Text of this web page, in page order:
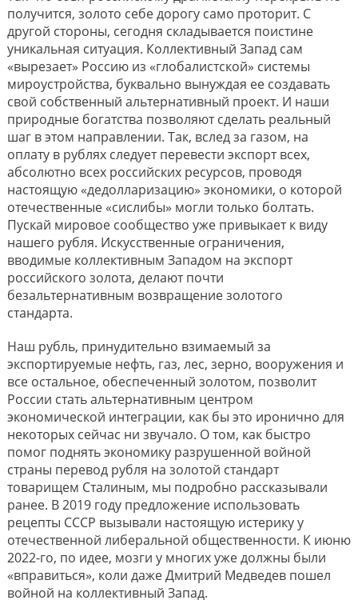
получится, золото себе дорогу само проторит. С
другой стороны, сегодня складывается поистине
уникальная ситуация. Коллективный Запад сам
«вырезает» Россию из «глобалистской» системы
мироустройства, буквально вынуждая ее создавать
свой собственный альтернативный проект. И наши
природные богатства позволяют сделать реальный
шаг в этом направлении. Так, вслед за газом, на
оплату в рублях следует перевести экспорт всех,
абсолютно всех российских ресурсов, проводя
настоящую «дедолларизацию» экономики, о которой
отечественные «сислибы» могли только болтать.
Пускай мировое сообщество уже привыкает к виду
нашего рубля. Искусственные ограничения,
вводимые коллективным Западом на экспорт
российского золота, делают почти
безальтернативным возвращение золотого
стандарта.
Наш рубль, принудительно взимаемый за
экспортируемые нефть, газ, лес, зерно, вооружения и
все остальное, обеспеченный золотом, позволит
России стать альтернативным центром
экономической интеграции, как бы это иронично для
некоторых сейчас ни звучало. О том, как быстро
помог поднять экономику разрушенной войной
страны перевод рубля на золотой стандарт
товарищем Сталиным, мы подробно рассказывали
ранее. В 2019 году предложение использовать
рецепты СССР вызывали настоящую истерику у
отечественной либеральной общественности. К июню
2022-го, по идее, мозги у многих уже должны были
«вправиться», коли даже Дмитрий Медведев пошел
войной на коллективный Запад.